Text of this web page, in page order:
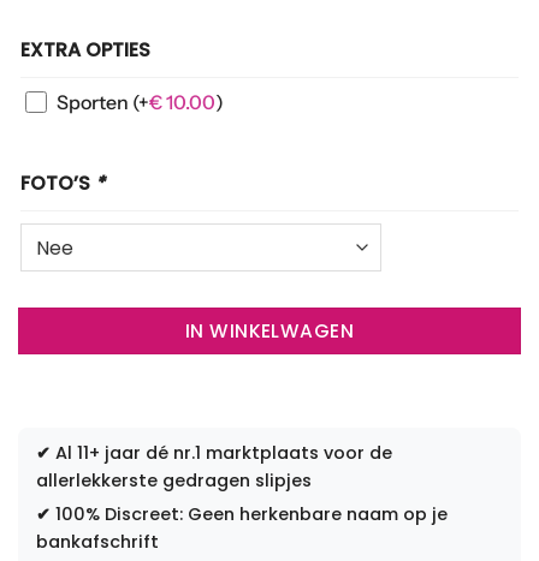
EXTRA OPTIES
Sporten (+€10.00)
FOTO’S *
IN WINKELWAGEN
✔ Al 11+ jaar dé nr.1 marktplaats voor de
allerlekkerste gedragen slipjes
✔ 100% Discreet: Geen herkenbare naam op je
bankafschrift